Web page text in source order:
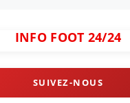
INFO FOOT 24/24